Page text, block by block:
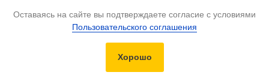
подготовки к IELTS около 9 лет
назад в школе, поэтому списалась
помогла вспомнить формат. Я
Оставаясь на сайте вы подтверждаете согласие с условиями
Пользовательского соглашения
Хорошо
Бесплатная консультация